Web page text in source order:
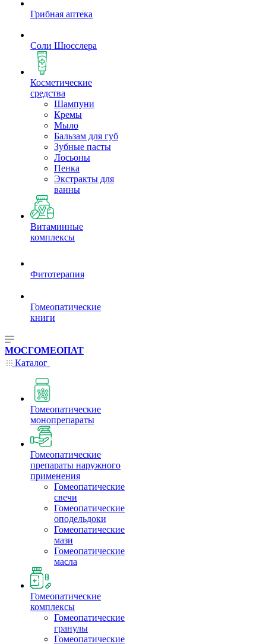
Грибная аптека
Соли Шюсслера
Косметические
средства
Шампуни
Кремы
Мыло
Бальзам для губ
Зубные пасты
Лосьоны
Пенка
Экстракты для
ванны
Витаминные
комплексы
Фитотерапия
Гомеопатические
книги
МОСГОМЕОПАТ
Каталог
Гомеопатические
монопрепараты
Гомеопатические
препараты наружного
применения
Гомеопатические
свечи
Гомеопатические
оподельдоки
Гомеопатические
мази
Гомеопатические
масла
Гомеопатические
комплексы
Гомеопатические
гранулы
Гомеопатические